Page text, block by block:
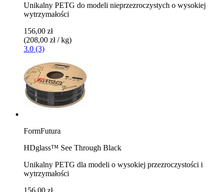
Unikalny PETG do modeli nieprzezroczystych o wysokiej
wytrzymałości
156,00 zł
(208,00 zł / kg)
3.0 (3)
FormFutura
HDglass™ See Through Black
Unikalny PETG dla modeli o wysokiej przezroczystości i
wytrzymałości
156,00 zł